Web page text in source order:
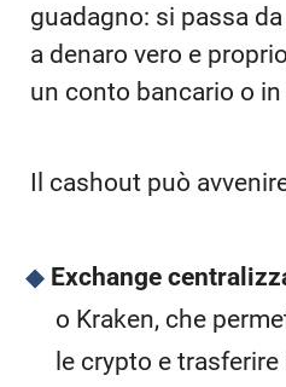
guadagno: si passa
a denaro vero e
un conto bancario o
Il cashout può
Exchange
o Kraken, che
le crypto e